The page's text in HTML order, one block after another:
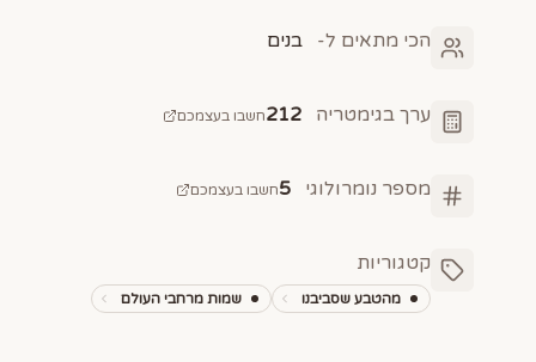
הכי מתאים ל- בנים
ערך בגימטריה 212חשבו בעצמכם
מספר נומרולוגי 5חשבו בעצמכם
קטגוריות
מהטבע שסביבנו שמות מרחבי העולם